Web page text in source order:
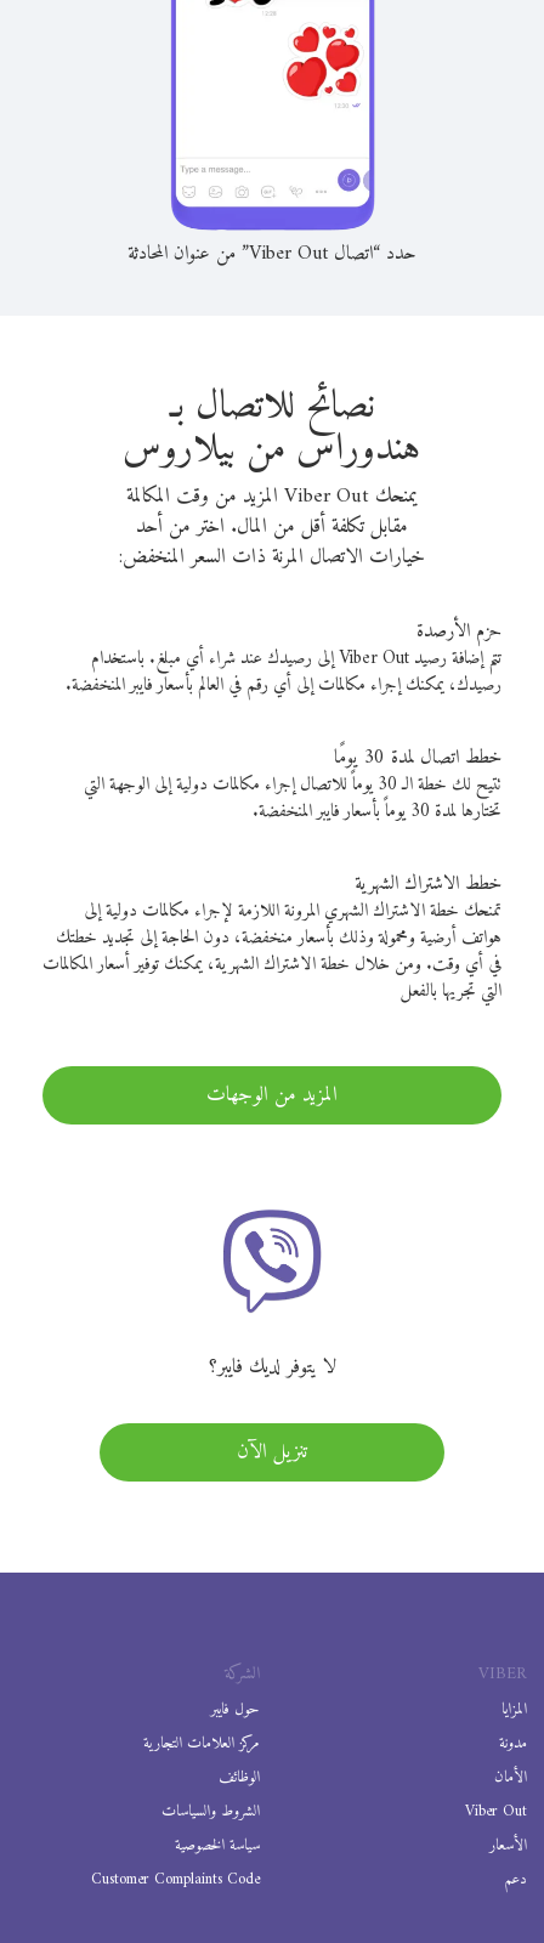
حدد “اتصال Viber Out” من عنوان المحادثة
نصائح للاتصال بـ
هندوراس من بيلاروس
يمنحك Viber Out المزيد من وقت المكالمة
مقابل تكلفة أقل من المال. اختر من أحد
خيارات الاتصال المرنة ذات السعر المنخفض:
حزم الأرصدة
تتم إضافة رصيد Viber Out إلى رصيدك عند شراء أي مبلغ. باستخدام
رصيدك، يمكنك إجراء مكالمات إلى أي رقم في العالم بأسعار فايبر المنخفضة.
خطط اتصال لمدة 30 يومًا
تتيح لك خطة الـ 30 يوماً للاتصال إجراء مكالمات دولية إلى الوجهة التي
تختارها لمدة 30 يوماً بأسعار فايبر المنخفضة.
خطط الاشتراك الشهرية
تمنحك خطة الاشتراك الشهري المرونة اللازمة لإجراء مكالمات دولية إلى
هواتف أرضية ومحمولة وذلك بأسعار منخفضة، دون الحاجة إلى تجديد خطتك
في أي وقت. ومن خلال خطة الاشتراك الشهرية، يمكنك توفير أسعار المكالمات
التي تجريها بالفعل
المزيد من الوجهات
لا يتوفر لديك فايبر؟
تنزيل الآن
VIBER
المزايا
مدونة
الأمان
Viber Out
الأسعار
دعم
الشركة
حول فايبر
مركز العلامات التجارية
الوظائف
الشروط والسياسات
سياسة الخصوصية
Customer Complaints Code